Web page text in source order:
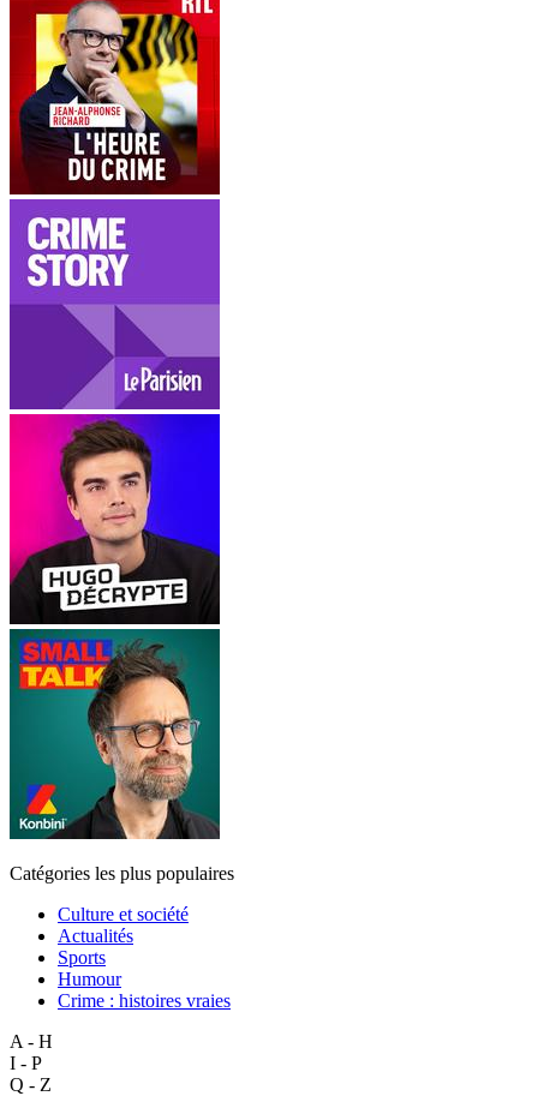
Catégories les plus populaires
Culture et société
Actualités
Sports
Humour
Crime : histoires vraies
A - H
I - P
Q - Z